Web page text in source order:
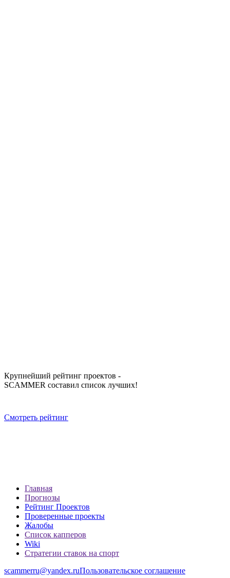
Крупнейший рейтинг проектов -
SCAMMER составил список лучших!
Смотреть рейтинг
Главная
Прогнозы
Рейтинг Проектов
Проверенные проекты
Жалобы
Список капперов
Wiki
Стратегии ставок на спорт
scammerru@yandex.ruПользовательское соглашение